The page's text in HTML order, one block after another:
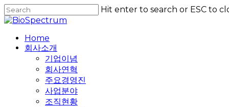
Skip
to
content
Hit enter to search or ESC to
Close
Home
회사소개
기업이념
회사연혁
주요경영진
사업분야
조직현황